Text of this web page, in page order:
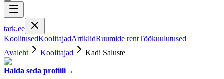
tark.ee
KoolitusedKoolitajadArtiklidRuumide rentTöökuulutused
Avaleht
Koolitajad Kadi Saluste
Halda seda profiili→